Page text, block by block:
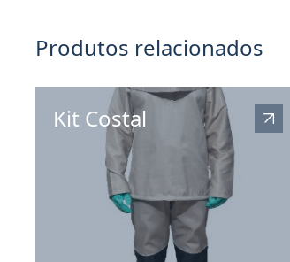
Produtos relacionados
Kit Costal